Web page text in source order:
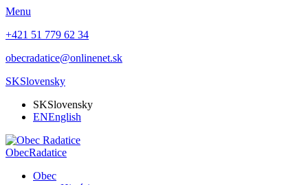
Menu
+421 51 779 62 34
obecradatice@onlinenet.sk
SKSlovensky
SKSlovensky
ENEnglish
ObecRadatice
Obec